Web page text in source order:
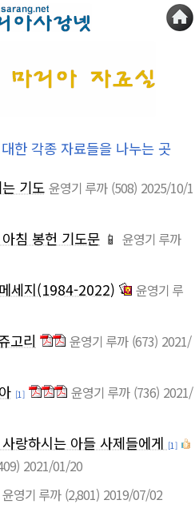
한 각종 자료들을 나누는 곳
기도 윤영기 루까 (508) 2025/10/1
침 봉헌 기도문 📱 윤영기 루까
세지(1984-2022)
윤영기 루
고리 윤영기 루까 (673) 2021/
[1] 윤영기 루까 (736) 2021/
랑하시는 아들 사제들에게 [1]
2021/01/20
윤영기 루까 (2,801) 2019/07/02